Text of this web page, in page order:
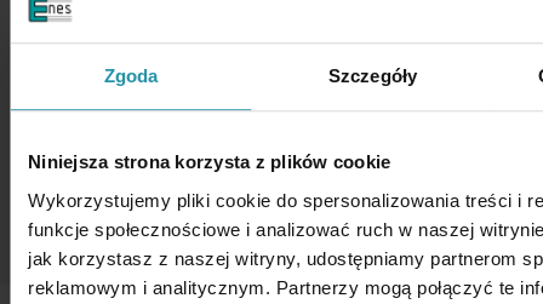
Zgoda Szczegóły
Niniejsza strona korzysta z plików cookie
Wykorzystujemy pliki cookie do spersonalizowania treści i
funkcje społecznościowe i analizować ruch w naszej
jak korzystasz z naszej witryny, udostępniamy partnerom
reklamowym i analitycznym. Partnerzy mogą połączyć te